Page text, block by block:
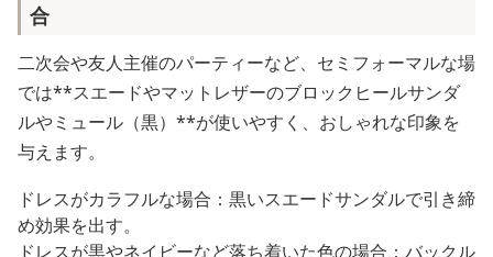
合
二次会や友人主催のパーティーなど、セミフォーマルな場
では**スエードやマットレザーのブロックヒールサンダ
ルやミュール（黒）**が使いやすく、おしゃれな印象を
与えます。
ドレスがカラフルな場合：黒いスエードサンダルで引き締
め効果を出す。
ドレスが黒やネイビーなど落ち着いた色の場合：バックル